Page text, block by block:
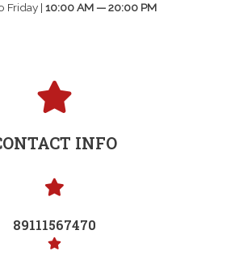
Friday | 10:00 AM — 20:00 PM
INFO
89111567470